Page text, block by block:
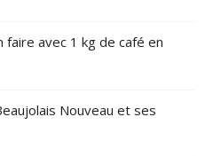
avec 1 kg de café en
Nouveau et ses